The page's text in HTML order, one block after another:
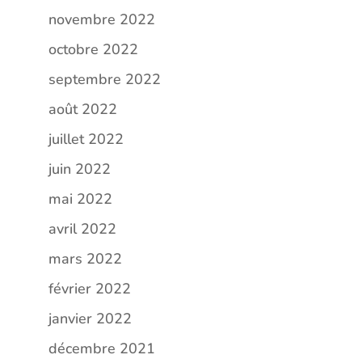
novembre 2022
octobre 2022
septembre 2022
août 2022
juillet 2022
juin 2022
mai 2022
avril 2022
mars 2022
février 2022
janvier 2022
décembre 2021